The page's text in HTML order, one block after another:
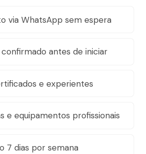
via WhatsApp sem espera
antes de iniciar
e experientes
e equipamentos profissionais
7 dias por semana